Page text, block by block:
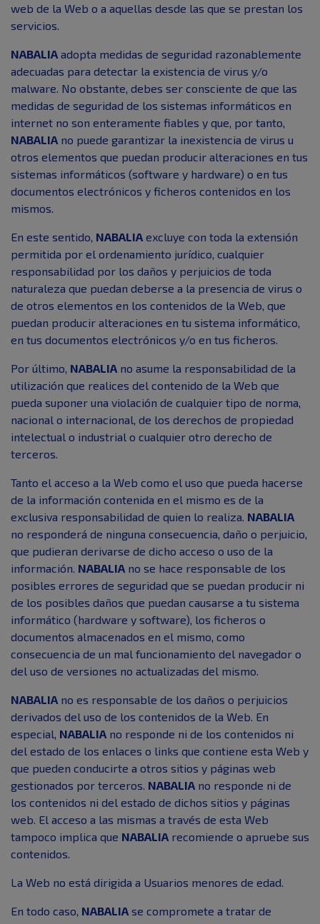
web de la Web o a aquellas desde las que se prestan los
servicios.
NABALIA adopta medidas de seguridad razonablemente
adecuadas para detectar la existencia de virus y/o
malware. No obstante, debes ser consciente de que las
medidas de seguridad de los sistemas informáticos en
internet no son enteramente fiables y que, por tanto,
NABALIA no puede garantizar la inexistencia de virus u
otros elementos que puedan producir alteraciones en tus
sistemas informáticos (software y hardware) o en tus
documentos electrónicos y ficheros contenidos en los
mismos.
En este sentido, NABALIA excluye con toda la extensión
permitida por el ordenamiento jurídico, cualquier
responsabilidad por los daños y perjuicios de toda
naturaleza que puedan deberse a la presencia de virus o
de otros elementos en los contenidos de la Web, que
puedan producir alteraciones en tu sistema informático,
en tus documentos electrónicos y/o en tus ficheros.
Por último, NABALIA no asume la responsabilidad de la
utilización que realices del contenido de la Web que
pueda suponer una violación de cualquier tipo de norma,
nacional o internacional, de los derechos de propiedad
intelectual o industrial o cualquier otro derecho de
terceros.
Tanto el acceso a la Web como el uso que pueda hacerse
de la información contenida en el mismo es de la
exclusiva responsabilidad de quien lo realiza. NABALIA
no responderá de ninguna consecuencia, daño o perjuicio,
que pudieran derivarse de dicho acceso o uso de la
información. NABALIA no se hace responsable de los
posibles errores de seguridad que se puedan producir ni
de los posibles daños que puedan causarse a tu sistema
informático (hardware y software), los ficheros o
documentos almacenados en el mismo, como
consecuencia de un mal funcionamiento del navegador o
del uso de versiones no actualizadas del mismo.
NABALIA no es responsable de los daños o perjuicios
derivados del uso de los contenidos de la Web. En
especial, NABALIA no responde ni de los contenidos ni
del estado de los enlaces o links que contiene esta Web y
que pueden conducirte a otros sitios y páginas web
gestionados por terceros. NABALIA no responde ni de
los contenidos ni del estado de dichos sitios y páginas
web. El acceso a las mismas a través de esta Web
tampoco implica que NABALIA recomiende o apruebe sus
contenidos.
La Web no está dirigida a Usuarios menores de edad.
En todo caso, NABALIA se compromete a tratar de